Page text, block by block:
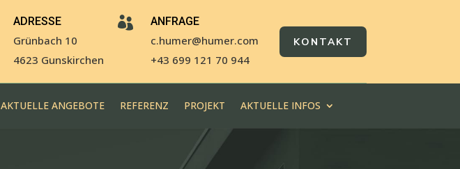
ADRESSE
Grünbach 10
4623 Gunskirchen
 ANFRAGE
c.humer@humer.com
+43 699 121 70 944
KONTAKT
AKTUELLE ANGEBOTE REFERENZ PROJEKT AKTUELLE INFOS